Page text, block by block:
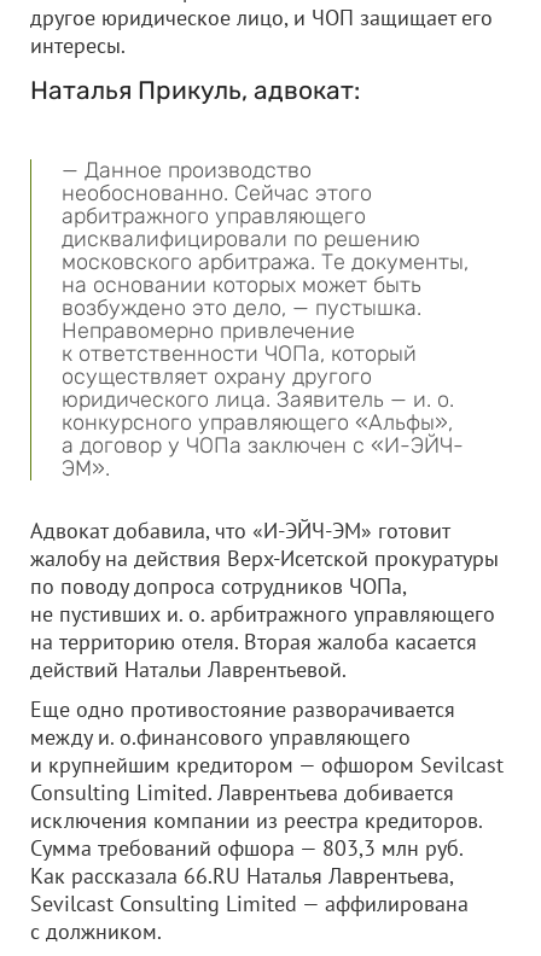
другое юридическое лицо, и ЧОП защищает его
интересы.
Наталья Прикуль, адвокат:
— Данное производство
необоснованно. Сейчас этого
арбитражного управляющего
дисквалифицировали по решению
московского арбитража. Те документы,
на основании которых может быть
возбуждено это дело, — пустышка.
Неправомерно привлечение
к ответственности ЧОПа, который
осуществляет охрану другого
юридического лица. Заявитель — и. о.
конкурсного управляющего «Альфы»,
а договор у ЧОПа заключен с «И-ЭЙЧ-
ЭМ».
Адвокат добавила, что «И-ЭЙЧ-ЭМ» готовит
жалобу на действия Верх-Исетской прокуратуры
по поводу допроса сотрудников ЧОПа,
не пустивших и. о. арбитражного управляющего
на территорию отеля. Вторая жалоба касается
действий Натальи Лаврентьевой.
Еще одно противостояние разворачивается
между и. о.финансового управляющего
и крупнейшим кредитором — офшором Sevilcast
Consulting Limited. Лаврентьева добивается
исключения компании из реестра кредиторов.
Сумма требований офшора — 803,3 млн руб.
Как рассказала 66.RU Наталья Лаврентьева,
Sevilcast Consulting Limited — аффилирована
с должником.